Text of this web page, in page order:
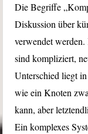
Die Begriffe
Diskussion über
verwendet
sind kompliziert,
Unterschied liegt
wie ein Knoten
kann, aber
Ein komplexes